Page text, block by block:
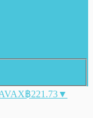
฿221.73▼